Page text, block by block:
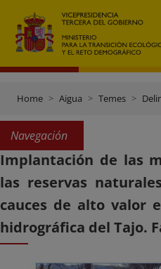
Home Aigua Temes
Navegación
Implantación de las
las reservas
cauces de alto valor
hidrográfica del Tajo.